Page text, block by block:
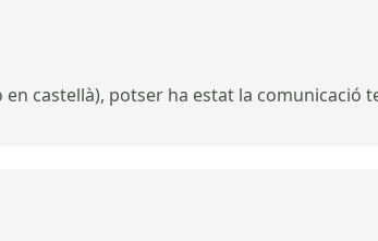
castellà), potser ha estat la comunicació